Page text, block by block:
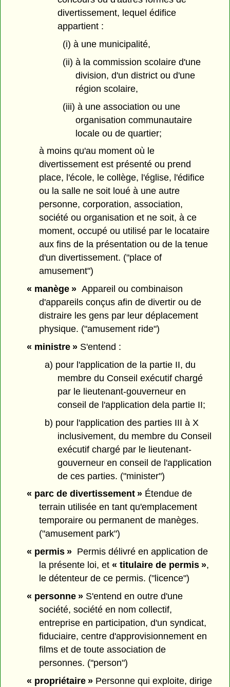
divertissement, lequel édifice
appartient :
(i) à une municipalité,
(ii) à la commission scolaire d'une
division, d'un district ou d'une
région scolaire,
(iii) à une association ou une
organisation communautaire
locale ou de quartier;
à moins qu'au moment où le
divertissement est présenté ou prend
place, l'école, le collège, l'église, l'édifice
ou la salle ne soit loué à une autre
personne, corporation, association,
société ou organisation et ne soit, à ce
moment, occupé ou utilisé par le locataire
aux fins de la présentation ou de la tenue
d'un divertissement. ("place of
amusement")
« manège »Appareil ou combinaison
d'appareils conçus afin de divertir ou de
distraire les gens par leur déplacement
physique. ("amusement ride")
« ministre »S'entend :
a) pour l'application de la partie II, du
membre du Conseil exécutif chargé
par le lieutenant-gouverneur en
conseil de l'application dela partie II;
b) pour l'application des parties III à X
inclusivement, du membre du Conseil
exécutif chargé par le lieutenant-
gouverneur en conseil de l'application
de ces parties. ("minister")
« parc de divertissement »Étendue de
terrain utilisée en tant qu'emplacement
temporaire ou permanent de manèges.
("amusement park")
« permis »Permis délivré en application de
la présente loi, et« titulaire de permis »,
le détenteur de ce permis. ("licence")
« personne »S'entend en outre d'une
société, société en nom collectif,
entreprise en participation, d'un syndicat,
fiduciaire, centre d'approvisionnement en
films et de toute association de
personnes. ("person")
« propriétaire »Personne qui exploite, dirige